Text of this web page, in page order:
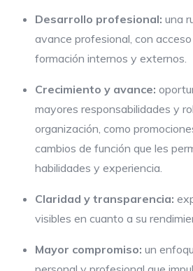
Desarrollo profesional: una
avance profesional, con
formación internos y externos.
Crecimiento y avance:
mayores responsabilidades y
organización, como
cambios de función que les
habilidades y experiencia.
Claridad y transparencia:
visibles en cuanto a su
Mayor compromiso: un